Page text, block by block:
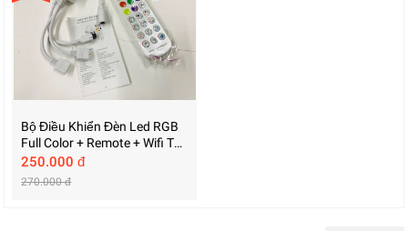
Bộ Điều Khiển Đèn Led RGB
Full Color + Remote + Wifi Từ
Xa Qua Điện Thoại
250.000 đ
270.000 đ